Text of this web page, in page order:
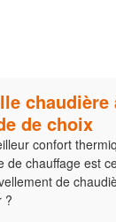
chaudière
de choix
confort
de chauffage est
de
?